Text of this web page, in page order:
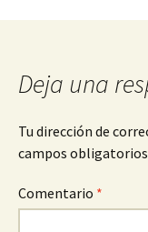
Deja una
Tu dirección de
campos
Comentario *